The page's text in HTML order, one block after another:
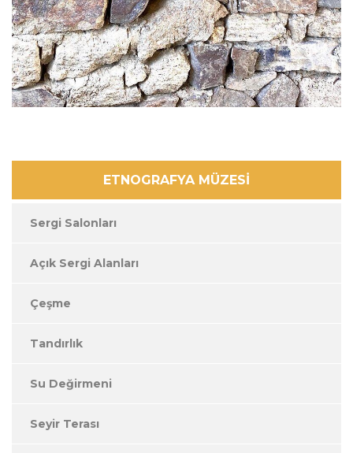
ETNOGRAFYA MÜZESİ
Sergi Salonları
Açık Sergi Alanları
Çeşme
Tandırlık
Su Değirmeni
Seyir Terası